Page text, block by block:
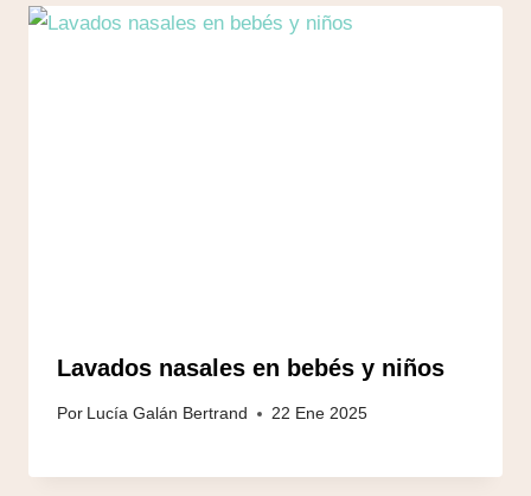
Lavados nasales en bebés y niños
Por Lucía Galán Bertrand 22 Ene 2025